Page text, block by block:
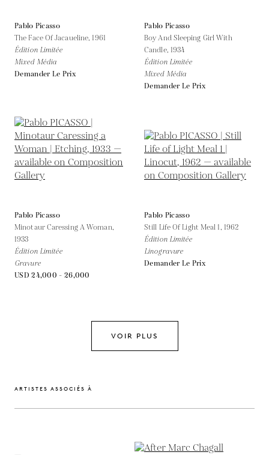
Pablo Picasso
The Face Of Jacaueline,1961
Édition Limitée
Mixed Média
Demander Le Prix
Pablo Picasso
Boy And Sleeping Girl With
Candle, 1934
Édition Limitée
Mixed Média
Demander Le Prix
Pablo Picasso
Minotaur Caressing A Woman,
1933
Édition Limitée
Gravure
USD 24,000 - 26,000
Pablo Picasso
Still Life Of Light Meal 1, 1962
Édition Limitée
Linogravure
Demander Le Prix
VOIR PLUS
ARTISTES ASSOCIÉS À